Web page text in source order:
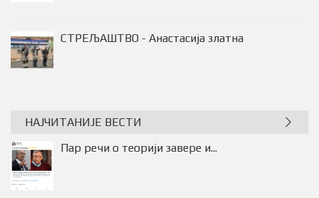
НАЈЧИТАНИЈЕ ВЕСТИ
Пар речи о теорији завере и...